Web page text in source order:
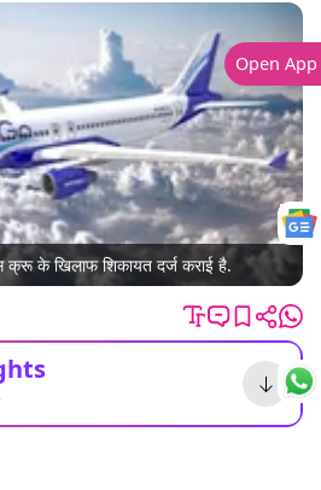
क्रू के खिलाफ शिकायत दर्ज कराई है.
Open App